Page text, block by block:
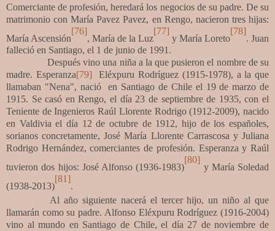
Comerciante de profesión, heredará los negocios de su padre. De su
matrimonio con María Pavez Pavez, en Rengo, nacieron tres hijas:
María Ascensión
[76]
, María de la Luz
[77]
y María Loreto
[78]
. Juan
falleció en Santiago, el 1 de junio de 1991.
Después vino una niña a la que pusieron el nombre de su
madre. Esperanza[79]
Eléxpuru Rodríguez (1915-1978), a la que
llamaban "Nena", nació en Santiago de Chile el 19 de marzo de
1915. Se casó en Rengo, el día 23 de septiembre de 1935, con el
Teniente de Ingenieros Raúl Llorente Rodrigo (1912-2009), nacido
en Valdivia el día 12 de octubre de 1912, hijo de los españoles,
sorianos concretamente, José María Llorente Carrascosa y Juliana
Rodrigo Hernández, comerciantes de profesión. Esperanza y Raúl
tuvieron dos hijos: José Alfonso (1936-1983)
[80]
y María Soledad
(1938-2013)
[81]
.
Al año siguiente nacerá el tercer hijo, un niño al que
llamarán como su padre. Alfonso Eléxpuru Rodríguez (1916-2004)
vino al mundo en Santiago de Chile, el día 27 de noviembre de